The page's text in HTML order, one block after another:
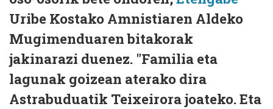
Uribe Kostako Amnistiaren Aldeko
Mugimenduaren bitakorak
jakinarazi duenez. "Familia eta
lagunak goizean aterako dira
Astrabuduatik Teixeirora joateko. Eta